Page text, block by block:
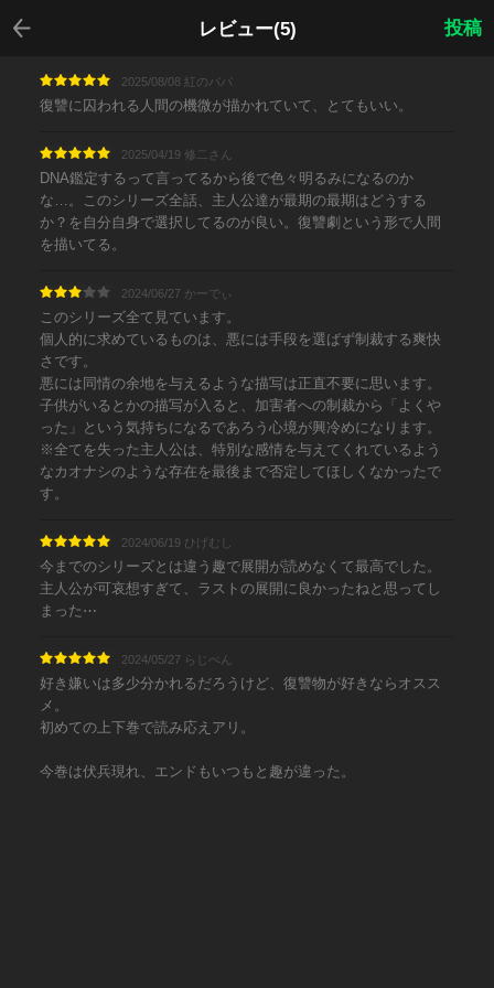
レビュー(5)
戻る
投稿
2025/08/08 紅のパパ
復讐に囚われる人間の機微が描かれていて、とてもいい。
2025/04/19 修二さん
DNA鑑定するって言ってるから後で色々明るみになるのか
な…。このシリーズ全話、主人公達が最期の最期はどうする
か？を自分自身で選択してるのが良い。復讐劇という形で人間
を描いてる。
2024/06/27 かーでぃ
このシリーズ全て見ています。
個人的に求めているものは、悪には手段を選ばず制裁する爽快
さです。
悪には同情の余地を与えるような描写は正直不要に思います。
子供がいるとかの描写が入ると、加害者への制裁から「よくや
った」という気持ちになるであろう心境が興冷めになります。
※全てを失った主人公は、特別な感情を与えてくれているよう
なカオナシのような存在を最後まで否定してほしくなかったで
す。
2024/06/19 ひげむし
今までのシリーズとは違う趣で展開が読めなくて最高でした。
主人公が可哀想すぎて、ラストの展開に良かったねと思ってし
まった⋯
2024/05/27 らじぺん
好き嫌いは多少分かれるだろうけど、復讐物が好きならオスス
メ。
初めての上下巻で読み応えアリ。
今巻は伏兵現れ、エンドもいつもと趣が違った。